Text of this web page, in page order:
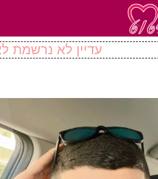
עדיין לא נרשמת